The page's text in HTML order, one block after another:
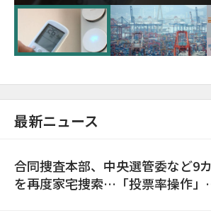
に需給対応体制を点検
最新ニュース
合同捜査本部、中央選管委など9
を再度家宅捜索…「投票率操作」